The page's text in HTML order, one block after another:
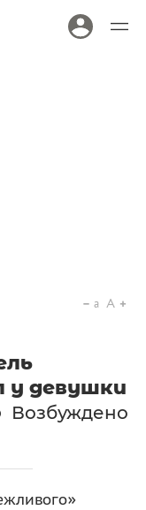
a A
у девушки
Возбуждено